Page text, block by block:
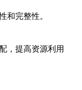
和完整性。
，提高资源利用